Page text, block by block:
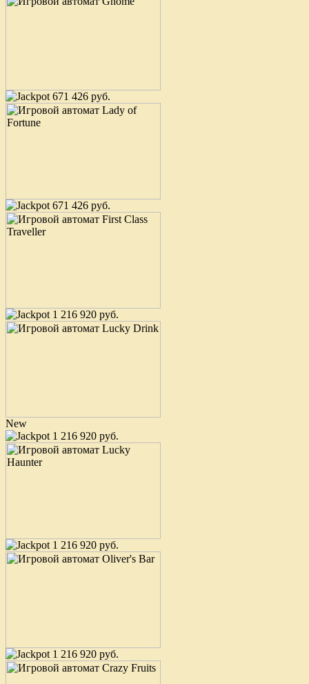
671 426 руб.
671 426 руб.
1 216 920 руб.
New
1 216 920 руб.
1 216 920 руб.
1 216 920 руб.